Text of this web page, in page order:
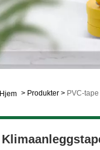
Hjem > Produkter > PVC-tape